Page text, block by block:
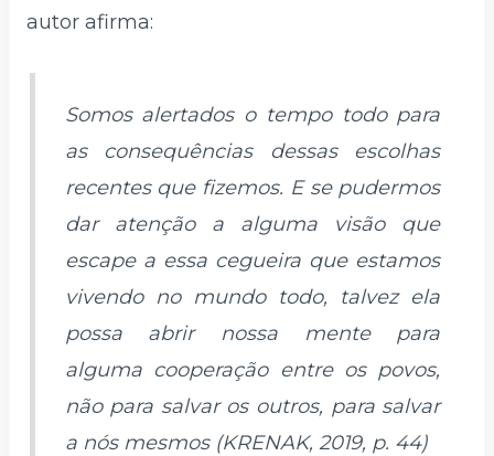
autor afirma:
Somos alertados o tempo todo para
as consequências dessas escolhas
recentes que fizemos. E se pudermos
dar atenção a alguma visão que
escape a essa cegueira que estamos
vivendo no mundo todo, talvez ela
possa abrir nossa mente para
alguma cooperação entre os povos,
não para salvar os outros, para salvar
a nós mesmos (KRENAK, 2019, p. 44)